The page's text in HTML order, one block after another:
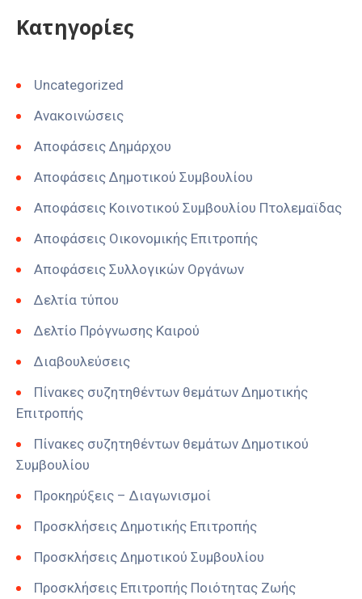
Kατηγορίες
Uncategorized
Ανακοινώσεις
Αποφάσεις Δημάρχου
Αποφάσεις Δημοτικού Συμβουλίου
Αποφάσεις Κοινοτικού Συμβουλίου Πτολεμαϊδας
Αποφάσεις Οικονομικής Επιτροπής
Αποφάσεις Συλλογικών Οργάνων
Δελτία τύπου
Δελτίο Πρόγνωσης Καιρού
Διαβουλεύσεις
Πίνακες συζητηθέντων θεμάτων Δημοτικής
Επιτροπής
Πίνακες συζητηθέντων θεμάτων Δημοτικού
Συμβουλίου
Προκηρύξεις – Διαγωνισμοί
Προσκλήσεις Δημοτικής Επιτροπής
Προσκλήσεις Δημοτικού Συμβουλίου
Προσκλήσεις Επιτροπής Ποιότητας Ζωής